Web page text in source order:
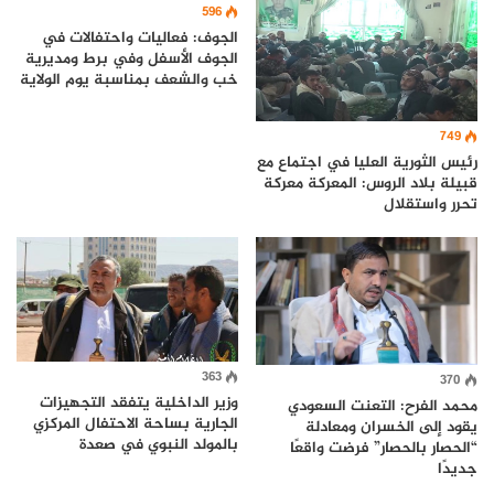
749
رئيس الثورية العليا في اجتماع مع
قبيلة بلاد الروس: المعركة معركة
تحرر واستقلال
596
الجوف: فعاليات واحتفالات في
الجوف الأسفل وفي برط ومديرية
خب والشعف بمناسبة يوم الولاية
370
محمد الفرح: التعنت السعودي
يقود إلى الخسران ومعادلة
“الحصار بالحصار” فرضت واقعًا
جديدًا
363
وزير الداخلية يتفقد التجهيزات
الجارية بساحة الاحتفال المركزي
بالمولد النبوي في صعدة